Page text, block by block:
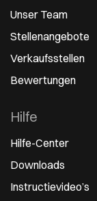
Unser Team
Stellenangebote
Verkaufsstellen
Bewertungen
Hilfe
Hilfe-Center
Downloads
Instructievideo’s